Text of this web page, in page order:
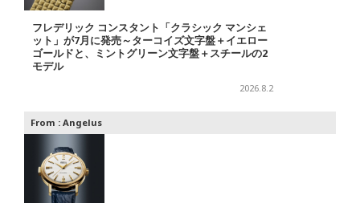
フレデリック コンスタント「クラシック マンシェ
ット」が7月に発売～ターコイズ文字盤＋イエロー
ゴールドと、ミントグリーン文字盤＋スチールの2
モデル
2026.8.2
From : Angelus